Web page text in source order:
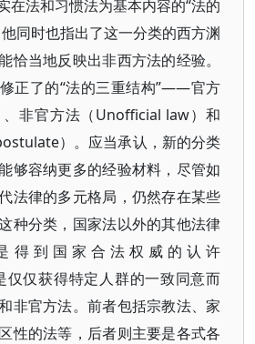
在法和习惯法为基本内容的“法的
同时也指出了这一分类的西方渊
恰当地反映出非西方法的经验。
正了的“法的三重结构”——官方
非官方法（Unofficial law）和
）。应当承认，新的分类
够容纳更多的经验材料，尽管如
法律的多元格局，仍然存在某些
种分类，国家法以外的其他法律
得到国家合法权威的认许
仅仅获得特定人群的一致同意而
非官方法。前者包括宗教法、家
性的法等，后者则主要是各式各